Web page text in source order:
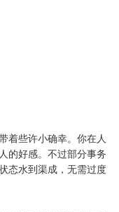
着些许小确幸。你在人
的好感。不过部分事务
态水到渠成，无需过度